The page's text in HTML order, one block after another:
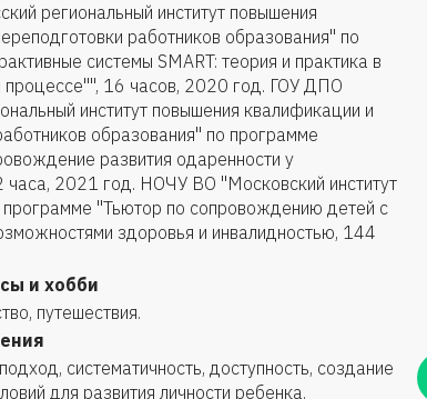
региональный институт повышения
работников образования" по
системы SMART: теория и практика в
процессе"", 16 часов, 2020 год. ГОУ ДПО
институт повышения квалификации и
образования" по программе
развития одаренности у
часа, 2021 год. НОЧУ ВО "Московский институт
программе "Тьютор по сопровождению детей с
здоровья и инвалидностью, 144
и хобби
путешествия.
систематичность, доступность, создание
для развития личности ребенка.